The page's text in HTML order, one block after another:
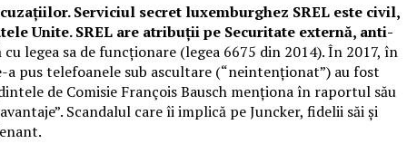
Serviciul secret luxemburghez SREL este civil,
Unite. SREL are atribuții pe Securitate externă, anti-
legea sa de funcționare (legea 6675 din 2014). În 2017, în
pus telefoanele sub ascultare (“neintenționat”) au fost
de Comisie François Bausch menționa în raportul său
Scandalul care îi implică pe Juncker, fidelii săi și